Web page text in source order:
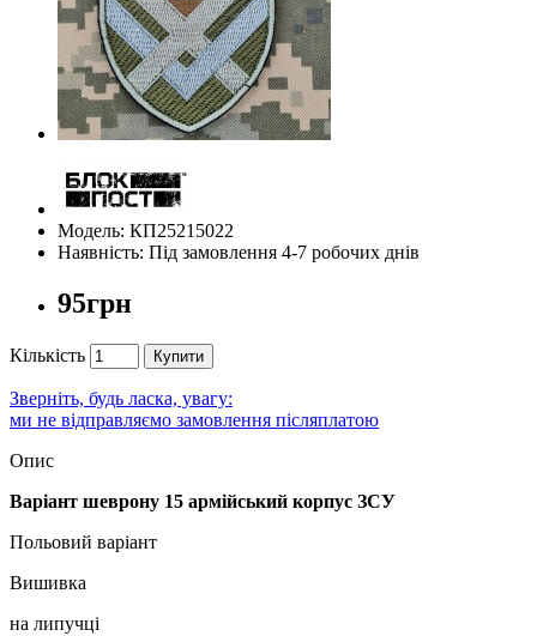
Модель: КП25215022
Наявність: Під замовлення 4-7 робочих днів
95грн
Кількість Купити
Зверніть, будь ласка, увагу:
ми не відправляємо замовлення післяплатою
Опис
Варіант шеврону 15 армійський корпус ЗСУ
Польовий варіант
Вишивка
на липучці